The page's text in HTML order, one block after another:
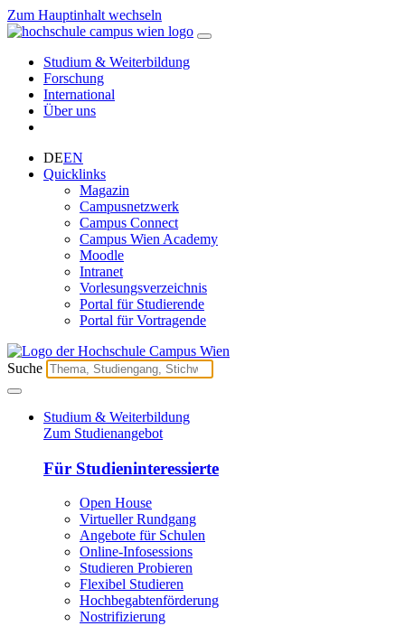
Zum Hauptinhalt wechseln
Studium & Weiterbildung
Forschung
International
Über uns
DEEN
Quicklinks
Magazin
Campusnetzwerk
Campus Connect
Campus Wien Academy
Moodle
Intranet
Vorlesungsverzeichnis
Portal für Studierende
Portal für Vortragende
Suche
Studium & Weiterbildung
Zum Studienangebot
Für Studieninteressierte
Open House
Virtueller Rundgang
Angebote für Schulen
Online-Infosessions
Studieren Probieren
Flexibel Studieren
Hochbegabtenförderung
Nostrifizierung